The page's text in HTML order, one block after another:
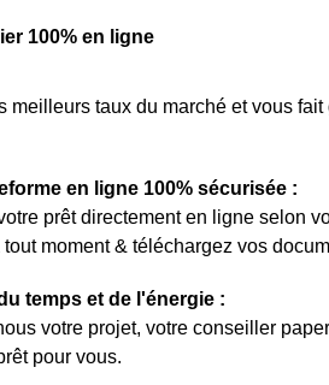
100% en ligne
meilleurs taux du marché et vous
en ligne 100% sécurisée :
prêt directement en ligne selon
moment & téléchargez vos
temps et de l'énergie :
votre projet, votre conseiller
pour vous.